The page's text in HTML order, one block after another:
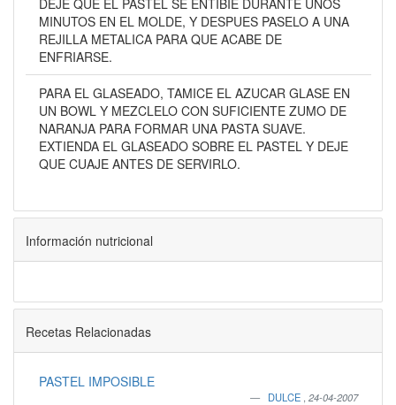
DEJE QUE EL PASTEL SE ENTIBIE DURANTE UNOS
MINUTOS EN EL MOLDE, Y DESPUES PASELO A UNA
REJILLA METALICA PARA QUE ACABE DE
ENFRIARSE.
PARA EL GLASEADO, TAMICE EL AZUCAR GLASE EN
UN BOWL Y MEZCLELO CON SUFICIENTE ZUMO DE
NARANJA PARA FORMAR UNA PASTA SUAVE.
EXTIENDA EL GLASEADO SOBRE EL PASTEL Y DEJE
QUE CUAJE ANTES DE SERVIRLO.
Información nutricional
Recetas Relacionadas
PASTEL IMPOSIBLE
DULCE 24-04-2007